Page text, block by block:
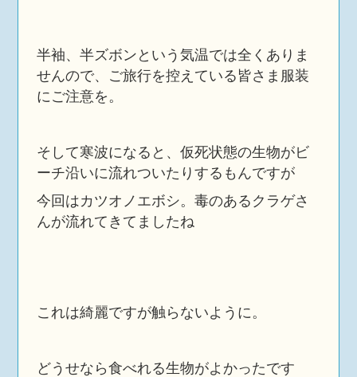
半袖、半ズボンという気温では全くありま
せんので、ご旅行を控えている皆さま服装
にご注意を。
そして寒波になると、仮死状態の生物がビ
ーチ沿いに流れついたりするもんですが
今回はカツオノエボシ。毒のあるクラゲさ
んが流れてきてましたね
これは綺麗ですが触らないように。
どうせなら食べれる生物がよかったです